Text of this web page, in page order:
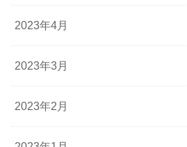
2023年4月
2023年3月
2023年2月